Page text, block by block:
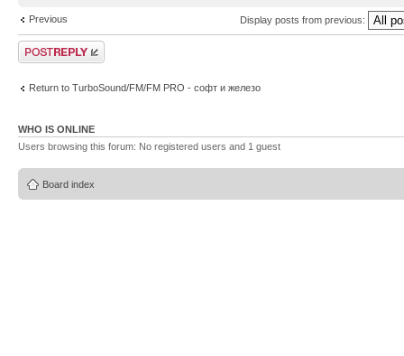
Previous Display posts from previous:
Post a reply
Return to TurboSound/FM/FM PRO - софт и железо
WHO IS ONLINE
Users browsing this forum: No registered users and 1 guest
Board index